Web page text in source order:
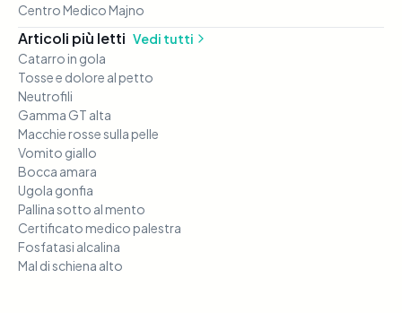
Centro Medico Majno
Articoli più letti Vedi tutti
Catarro in gola
Tosse e dolore al petto
Neutrofili
Gamma GT alta
Macchie rosse sulla pelle
Vomito giallo
Bocca amara
Ugola gonfia
Pallina sotto al mento
Certificato medico palestra
Fosfatasi alcalina
Mal di schiena alto